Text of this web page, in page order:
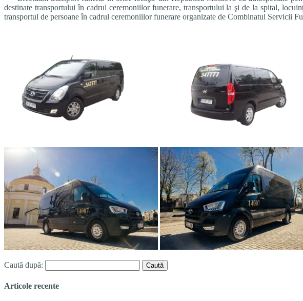
destinate transportului în cadrul ceremoniilor funerare, transportului la şi de la spital,
transportul de persoane în cadrul ceremoniilor funerare organizate de Combinatul Servicii
Caută după:
Articole recente